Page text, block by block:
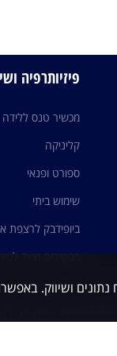
פיזיותרפיה
מכשיר טנס ללידה
קליניקה
ספורט ופנאי
שימוש ביתי
ביופידבק לרצפת
מכשירים וציוד
כלשהי, אלא, אך
עם גורם